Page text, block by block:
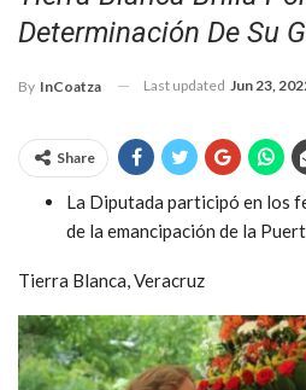
Determinación De Su
By InCoatza Last updated Jun 23,
Share
La Diputada participó en los
de la emancipación de la
Tierra Blanca, Veracruz